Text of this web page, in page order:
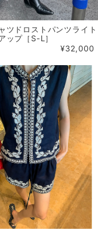
ツドロストパンツライト
ップ［S-L］
¥32,000